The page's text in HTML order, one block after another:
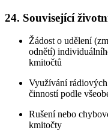
24. Související
Žádost o udělení
odnětí)
kmitočtů
Využívání
činností podle
Rušení nebo
kmitočty